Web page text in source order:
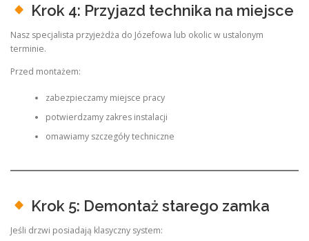
Krok 4: Przyjazd technika na miejsce
Nasz specjalista przyjeżdża do Józefowa lub okolic w ustalonym
terminie.
Przed montażem:
zabezpieczamy miejsce pracy
potwierdzamy zakres instalacji
omawiamy szczegóły techniczne
Krok 5: Demontaż starego zamka
Jeśli drzwi posiadają klasyczny system: